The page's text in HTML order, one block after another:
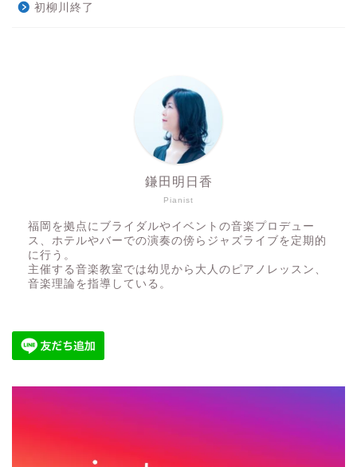
初柳川終了
Pianist
鎌田明日香
福岡を拠点にブライダルやイベントの音楽プロデュー
ス、ホテルやバーでの演奏の傍らジャズライブを定期的
に行う。
主催する音楽教室では幼児から大人のピアノレッスン、
音楽理論を指導している。